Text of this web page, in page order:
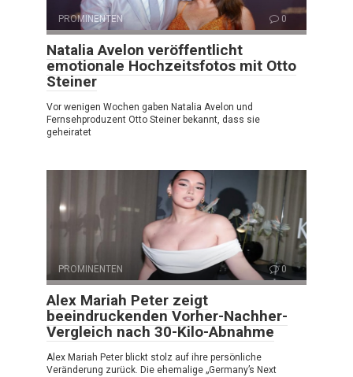
PROMINENTEN 0
Natalia Avelon veröffentlicht
emotionale Hochzeitsfotos mit Otto
Steiner
Vor wenigen Wochen gaben Natalia Avelon und
Fernsehproduzent Otto Steiner bekannt, dass sie
geheiratet
PROMINENTEN 0
Alex Mariah Peter zeigt
beeindruckenden Vorher-Nachher-
Vergleich nach 30-Kilo-Abnahme
Alex Mariah Peter blickt stolz auf ihre persönliche
Veränderung zurück. Die ehemalige „Germany’s Next